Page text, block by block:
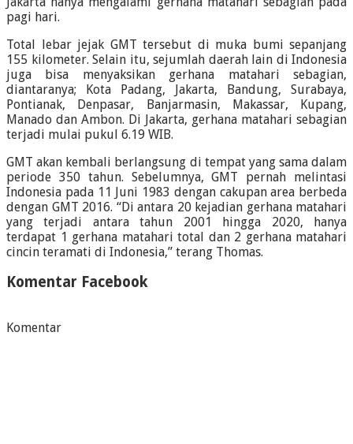
pagi hari.
Total lebar jejak GMT tersebut di muka bumi sepanjang
155 kilometer. Selain itu, sejumlah daerah lain di Indonesia
juga bisa menyaksikan gerhana matahari sebagian,
diantaranya; Kota Padang, Jakarta, Bandung, Surabaya,
Pontianak, Denpasar, Banjarmasin, Makassar, Kupang,
Manado dan Ambon. Di Jakarta, gerhana matahari sebagian
terjadi mulai pukul 6.19 WIB.
GMT akan kembali berlangsung di tempat yang sama dalam
periode 350 tahun. Sebelumnya, GMT pernah melintasi
Indonesia pada 11 Juni 1983 dengan cakupan area berbeda
dengan GMT 2016. “Di antara 20 kejadian gerhana matahari
yang terjadi antara tahun 2001 hingga 2020, hanya
terdapat 1 gerhana matahari total dan 2 gerhana matahari
cincin teramati di Indonesia,” terang Thomas.
Komentar Facebook
Komentar